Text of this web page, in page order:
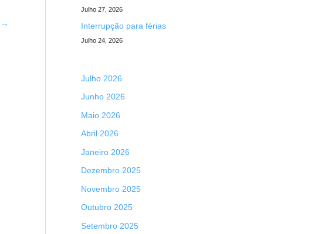
→
Julho 27, 2026
Interrupção para férias
Julho 24, 2026
Julho 2026
Junho 2026
Maio 2026
Abril 2026
Janeiro 2026
Dezembro 2025
Novembro 2025
Outubro 2025
Setembro 2025